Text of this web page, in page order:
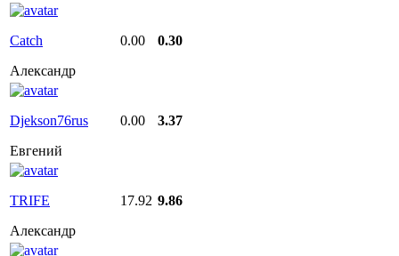
Catch
Александр
0.00 0.30
Djekson76rus
Евгений
0.00 3.37
TRIFE
Александр
17.92 9.86